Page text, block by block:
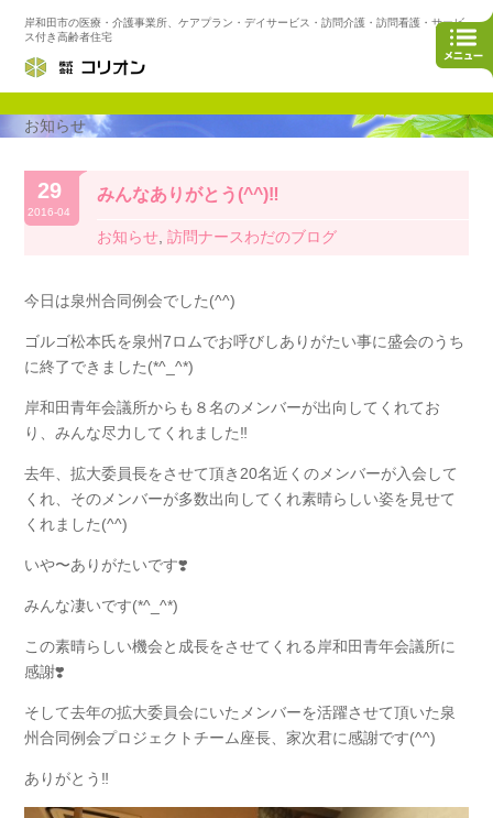
岸和田市の医療・介護事業所、ケアプラン・デイサービス・訪問介護・訪問看護・サービ
ス付き高齢者住宅
お知らせ
29
2016-04
みんなありがとう(^^)‼️
お知らせ ,訪問ナースわだのブログ
今日は泉州合同例会でした(^^)
ゴルゴ松本氏を泉州7ロムでお呼びしありがたい事に盛会のうち
に終了できました(*^_^*)
岸和田青年会議所からも８名のメンバーが出向してくれてお
り、みんな尽力してくれました‼️
去年、拡大委員長をさせて頂き20名近くのメンバーが入会して
くれ、そのメンバーが多数出向してくれ素晴らしい姿を見せて
くれました(^^)
いや〜ありがたいです❣️
みんな凄いです(*^_^*)
この素晴らしい機会と成長をさせてくれる岸和田青年会議所に
感謝❣️
そして去年の拡大委員会にいたメンバーを活躍させて頂いた泉
州合同例会プロジェクトチーム座長、家次君に感謝です(^^)
ありがとう‼️